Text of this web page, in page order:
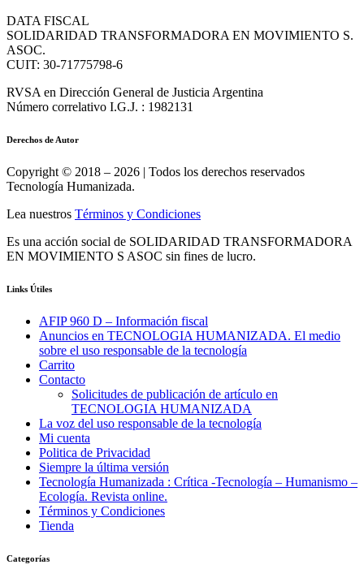
DATA FISCAL
SOLIDARIDAD TRANSFORMADORA EN MOVIMIENTO S.
ASOC.
CUIT: 30-71775798-6
RVSA en Dirección General de Justicia Argentina
Número correlativo I.G.J. : 1982131
Derechos de Autor
Copyright © 2018 – 2026 | Todos los derechos reservados
Tecnología Humanizada.
Lea nuestros Términos y Condiciones
Es una acción social de SOLIDARIDAD TRANSFORMADORA
EN MOVIMIENTO S ASOC sin fines de lucro.
Links Útiles
AFIP 960 D – Información fiscal
Anuncios en TECNOLOGIA HUMANIZADA. El medio
sobre el uso responsable de la tecnología
Carrito
Contacto
Solicitudes de publicación de artículo en
TECNOLOGIA HUMANIZADA
La voz del uso responsable de la tecnología
Mi cuenta
Politica de Privacidad
Siempre la última versión
Tecnología Humanizada : Crítica -Tecnología – Humanismo –
Ecología. Revista online.
Términos y Condiciones
Tienda
Categorías